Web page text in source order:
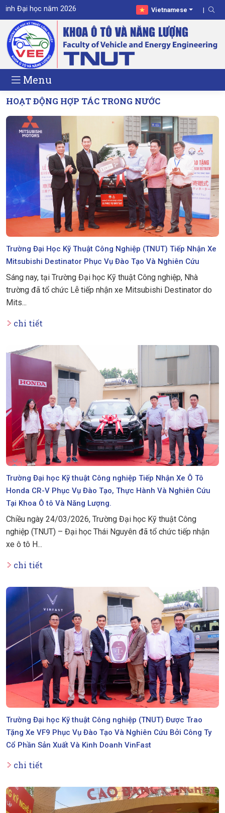
năm 2026 Vietnamese
Menu
HOẠT ĐỘNG HỢP TÁC TRONG NƯỚC
Trường Đại Học Kỹ Thuật Công Nghiệp (TNUT) Tiếp Nhận Xe
Mitsubishi Destinator Phục Vụ Đào Tạo Và Nghiên Cứu
Sáng nay, tại Trường Đại học Kỹ thuật Công nghiệp, Nhà
trường đã tổ chức Lễ tiếp nhận xe Mitsubishi Destinator do
Mits...
chi tiết
Trường Đại học Kỹ thuật Công nghiệp Tiếp Nhận Xe Ô Tô
Honda CR-V Phục Vụ Đào Tạo, Thực Hành Và Nghiên Cứu
Tại Khoa Ô tô Và Năng Lượng.
Chiều ngày 24/03/2026, Trường Đại học Kỹ thuật Công
nghiệp (TNUT) – Đại học Thái Nguyên đã tổ chức tiếp nhận
xe ô tô H...
chi tiết
Trường Đại học Kỹ thuật Công nghiệp (TNUT) Được Trao
Tặng Xe VF9 Phục Vụ Đào Tạo Và Nghiên Cứu Bởi Công Ty
Cổ Phần Sản Xuất Và Kinh Doanh VinFast
chi tiết